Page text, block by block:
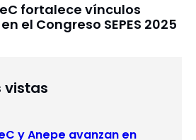
fortalece vínculos
el Congreso SEPES 2025
vistas
y Anepe avanzan en